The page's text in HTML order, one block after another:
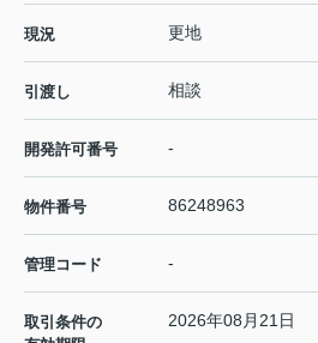
現況 更地
引渡し 相談
開発許可番号 -
物件番号 86248963
管理コード -
取引条件の
2026年08月21日